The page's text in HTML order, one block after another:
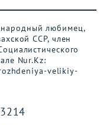
народный любимец,
ССР, член
Nur.Kz:
velikiy-
3214